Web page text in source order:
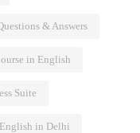
& Answers
in English
Suite
in Delhi